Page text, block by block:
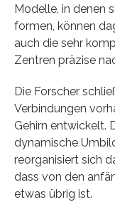
Modelle, in denen
formen, können
auch die sehr
Zentren präzise
Die Forscher
Verbindungen
Gehirn entwickelt.
dynamische
reorganisiert sich
dass von den
etwas übrig ist.